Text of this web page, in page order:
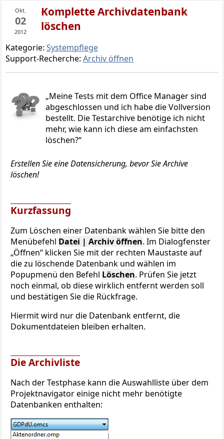
Okt.
02
2012
Komplette Archivdatenbank
löschen
Kategorie: Systempflege
Support-Recherche: Archiv öffnen
Meine Tests mit dem Office Manager sind
abgeschlossen und ich habe die Vollversion
bestellt. Die Testarchive benötige ich nicht
mehr, wie kann ich diese am einfachsten
löschen?
Erstellen Sie eine Datensicherung, bevor Sie Archive
löschen!
Kurzfassung
Zum Löschen einer Datenbank wählen Sie bitte den
Menübefehl Datei | Archiv öffnen. Im Dialogfenster
„Öffnen“ klicken Sie mit der rechten Maustaste auf
die zu löschende Datenbank und wählen im
Popupmenü den Befehl Löschen. Prüfen Sie jetzt
noch einmal, ob diese wirklich entfernt werden soll
und bestätigen Sie die Rückfrage.
Hiermit wird nur die Datenbank entfernt, die
Dokumentdateien bleiben erhalten.
Die Archivliste
Nach der Testphase kann die Auswahlliste über dem
Projektnavigator einige nicht mehr benötigte
Datenbanken enthalten: